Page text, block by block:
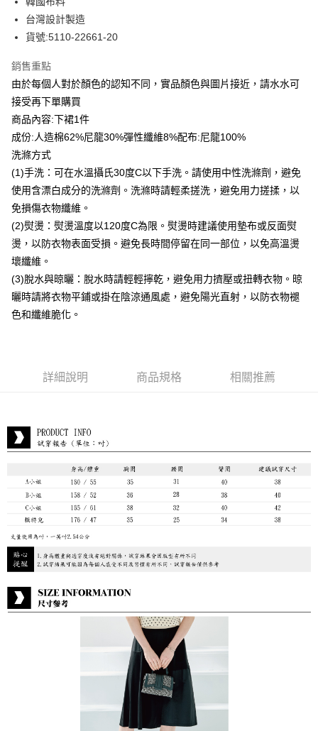
匯豐（台灣）商業銀行
聯邦商業銀行
元大商業銀行
台新國際商業銀行
台灣樂天信用卡公司
悠遊付
ATM付款
貨到付款
運送方式
付款後全家取貨
每筆NT$80，滿NT$399(含以上)免運費
付款後7-11取貨
每筆NT$80，滿NT$888(含以上)免運費
宅配到府
每筆NT$80，滿NT$888(含以上)免運費
貨到付款
每筆NT$80，滿NT$888(含以上)免運費
台灣設計製造
貨號:5110-22661-20
銷售重點
由於每個人對於顏色的認知不同，實品顏色與圖片接近，請水水可
接受再下單購買
商品內容:下裙1件
成份:人造棉62%尼龍30%彈性纖維8%配布:尼龍100%
洗滌方式
(1)手洗：可在水溫攝氏30度C以下手洗。請使用中性洗滌劑，避免
使用含漂白成分的洗滌劑。洗滌時請輕柔搓洗，避免用力搓揉，以
免損傷衣物纖維。
(2)熨燙：熨燙溫度以120度C為限。熨燙時建議使用墊布或反面熨
燙，以防衣物表面受損。避免長時間停留在同一部位，以免高溫燙
壞纖維。
(3)脫水與晾曬：脫水時請輕輕擰乾，避免用力擠壓或扭轉衣物。晾
曬時請將衣物平鋪或掛在陰涼通風處，避免陽光直射，以防衣物褪
色和纖維脆化。
詳細說明 商品規格 相關推薦